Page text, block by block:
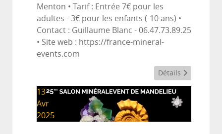
Menton • Tarif : Entrée 7€ pour les
adultes - 3€ pour les enfants (-10 ans) •
Contact : Guillaume Blanc - 06.47.73.89.25
• Site web : https://france-mineral-
events.com
Détails
13
Avr
2025